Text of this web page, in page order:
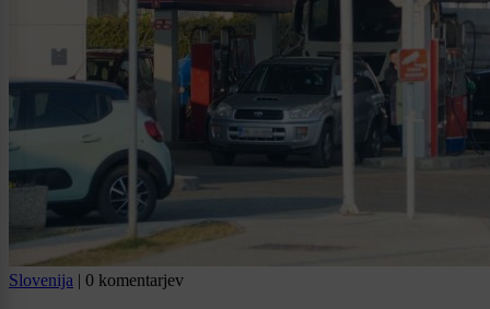
Slovenija | 0 komentarjev